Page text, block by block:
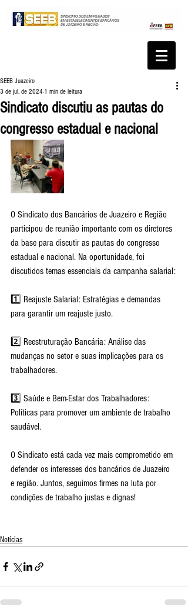
Sindicato discutiu as pautas do
congresso estadual e nacional
SEEB Juazeiro
3 de jul. de 2024 1 min de leitura
O Sindicato dos Bancários de Juazeiro e Região
participou de reunião importante com os diretores
da base para discutir as pautas do congresso
estadual e nacional. Na oportunidade, foi
discutidos temas essenciais da campanha salarial:
1️⃣ Reajuste Salarial: Estratégias e demandas
para garantir um reajuste justo.
2️⃣ Reestruturação Bancária: Análise das
mudanças no setor e suas implicações para os
trabalhadores.
3️⃣ Saúde e Bem-Estar dos Trabalhadores:
Políticas para promover um ambiente de trabalho
saudável.
O Sindicato está cada vez mais comprometido em
defender os interesses dos bancários de Juazeiro
e região. Juntos, seguimos firmes na luta por
condições de trabalho justas e dignas!
Notícias